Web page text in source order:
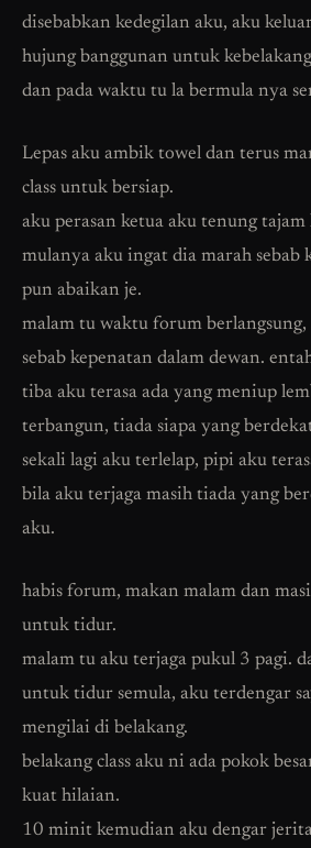
disebabkan kedegilan aku, aku
hujung banggunan untuk
dan pada waktu tu la bermula nya
Lepas aku ambik towel dan terus
class untuk bersiap.
aku perasan ketua aku tenung tajam
mulanya aku ingat dia marah sebab
pun abaikan je.
malam tu waktu forum
sebab kepenatan dalam dewan.
tiba aku terasa ada yang meniup
terbangun, tiada siapa yang
sekali lagi aku terlelap, pipi aku
bila aku terjaga masih tiada yang
aku.
habis forum, makan malam dan
untuk tidur.
malam tu aku terjaga pukul 3 pagi.
untuk tidur semula, aku terdengar
mengilai di belakang.
belakang class aku ni ada pokok
kuat hilaian.
10 minit kemudian aku dengar